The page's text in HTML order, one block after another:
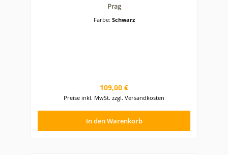
Prag
Farbe: Schwarz
Regulärer Preis:
109,00 €
Preise inkl. MwSt. zzgl. Versandkosten
In den Warenkorb